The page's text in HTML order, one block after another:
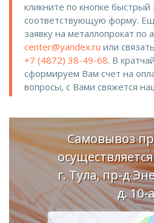
кликните по кнопке быстрый
соответствующую форму.
заявку на металлопрокат по
center@yandex.ru или
+7 (4872) 38-49-68. В
сформируем Вам счет на
вопросы, с Вами свяжется
Самовывоз
г. Тула, пр-д
д. 10-а